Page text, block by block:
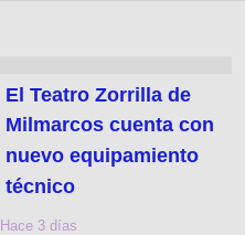
El Teatro Zorrilla de
Milmarcos cuenta con
nuevo equipamiento
técnico
Hace 3 días